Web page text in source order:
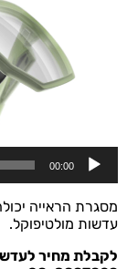
00:00
מסגרת הראייה
עדשות מולטיפוקל.
לקבלת מחיר